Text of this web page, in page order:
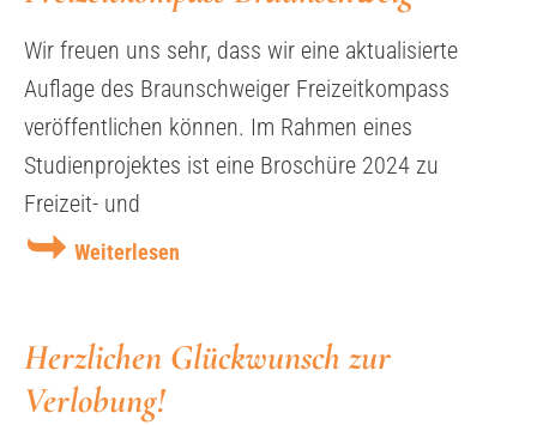
Wir freuen uns sehr, dass wir eine aktualisierte
Auflage des Braunschweiger Freizeitkompass
veröffentlichen können. Im Rahmen eines
Studienprojektes ist eine Broschüre 2024 zu
Freizeit- und
Weiterlesen
Herzlichen Glückwunsch zur
Verlobung!